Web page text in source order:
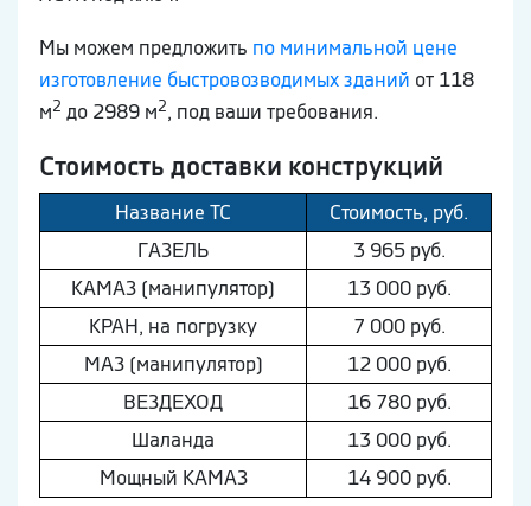
Мы можем предложить по минимальной цене
изготовление быстровозводимых зданий от 118
м2 до 2989 м2, под ваши требования.
Стоимость доставки конструкций
Название ТС
Стоимость, руб.
ГAЗEЛЬ
3 965 руб.
КAМAЗ (манипулятор)
13 000 руб.
КРАН, на погрузку
7 000 руб.
МAЗ (манипулятор)
12 000 руб.
ВEЗДEХОД
16 780 руб.
Шaлaнда
13 000 руб.
Мощный КAМAЗ
14 900 руб.